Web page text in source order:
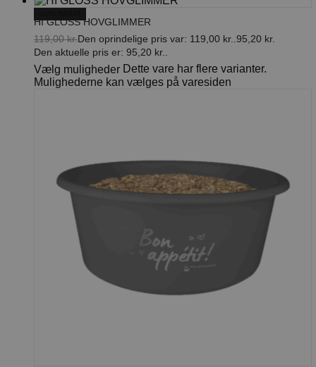
HI GLOSS HOVGLIMMER
119,00kr.Den oprindelige pris var: 119,00 kr..95,20 kr.
Den aktuelle pris er: 95,20 kr..
Vælg muligheder Dette vare har flere varianter.
Mulighederne kan vælges på varesiden